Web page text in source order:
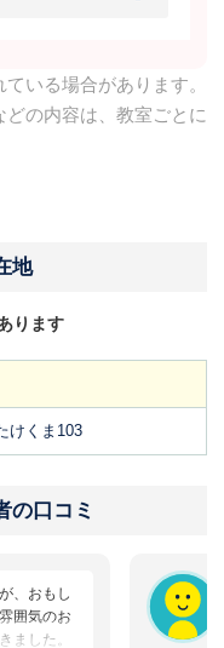
いる場合があります。
の内容は、教室ごとに
地
ります
けくま103
の口コミ
、おもし
囲気のお
ました。